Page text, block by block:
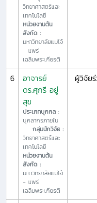
วิทยาศาสตร์และ
เทคโนโลยี
หน่วยงานต้น
สังกัด :
มหาวิทยาลัยแม่โจ้
- แพร่
เฉลิมพระเกียรติ
6
อาจารย์
ดร.ศุกรี อยู่
สุข
ประเภทบุคคล :
บุคลากรภายใน
กลุ่มนักวิจัย :
วิทยาศาสตร์และ
เทคโนโลยี
หน่วยงานต้น
สังกัด :
มหาวิทยาลัยแม่โจ้
- แพร่
เฉลิมพระเกียรติ
ผู้วิจัย